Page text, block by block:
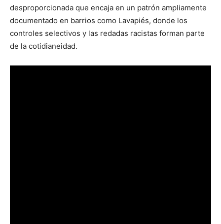
desproporcionada que encaja en un patrón ampliamente
documentado en barrios como Lavapiés, donde los
controles selectivos y las redadas racistas forman parte
de la cotidianeidad.